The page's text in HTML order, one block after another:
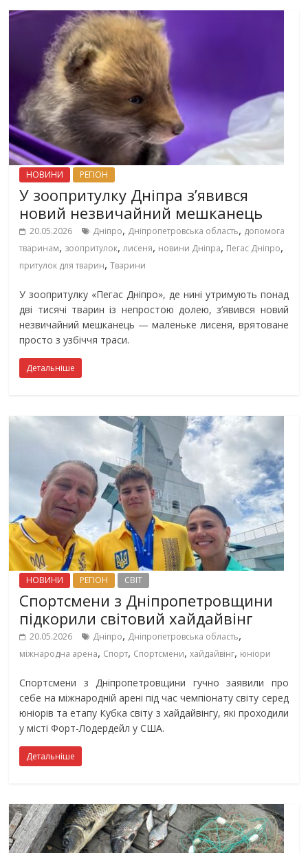
НОВИНИ РЕГІОН
У зоопритулку Дніпра з’явився
новий незвичайний мешканець
20.05.2026 Дніпро, Дніпропетровська область, допомога
тваринам, зоопритулок,лисеня, новини Дніпра, Пегас Дніпро,
притулок для тварин,Тварини
У зоопритулку «Пегас Дніпро», де нині утримують понад
дві тисячі тварин із непростою долею, з’явився новий
незвичайний мешканець — маленьке лисеня, врятоване
просто з узбіччя траси.
Детальніше
НОВИНИ РЕГІОН СВІТ
Спортсмени з Дніпропетровщини
підкорили світовий хайдайвінг
20.05.2026 Дніпро, Дніпропетровська область,
міжнародна арена, Спорт, Спортсмени,хайдайвінг, юніори
Спортсмени з Дніпропетровщини гучно заявили про
себе на міжнародній арені під час чемпіонату світу серед
юніорів та етапу Кубка світу з хайдайвінгу, які проходили
у місті Форт-Лодердейл у США.
Детальніше